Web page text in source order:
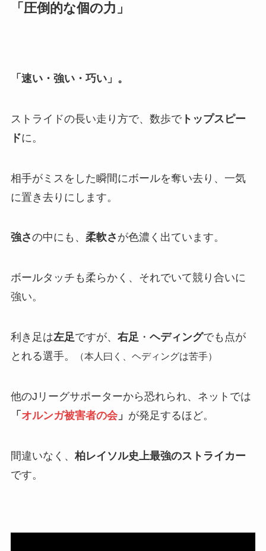
「圧倒的な個の力」
「速い・強い・巧い」。
ストライドの長い走り方で、数歩でトップスピー
ドに。
相手がミスをした瞬間にボールを奪い去り、一気
に置き去りにします。
強さの中にも、 柔軟さ が色濃く出ています。
ボールタッチも柔らかく、それでいて競り合いに
強い。
利き足は左足ですが、 右足・ ヘディングでも点が
とれる選手。
（本人曰く、ヘディングは苦手）
他のJリーグサポーターから恐れられ、ネットでは
「 オルンガ被害者の会」 が発足するほど。
間違いなく、柏レイソル史上最強のストライカー
です。